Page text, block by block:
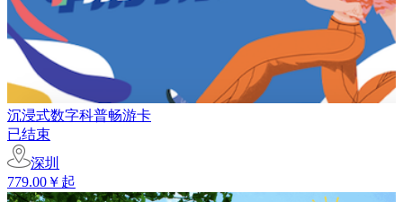
沉浸式数字科普畅游卡
已结束
深圳
779.00￥起